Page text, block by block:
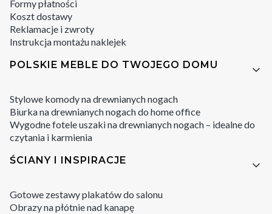
Formy płatności
Koszt dostawy
Reklamacje i zwroty
Instrukcja montażu naklejek
POLSKIE MEBLE DO TWOJEGO DOMU
Stylowe komody na drewnianych nogach
Biurka na drewnianych nogach do home office
Wygodne fotele uszaki na drewnianych nogach – idealne do
czytania i karmienia
ŚCIANY I INSPIRACJE
Gotowe zestawy plakatów do salonu
Obrazy na płótnie nad kanapę